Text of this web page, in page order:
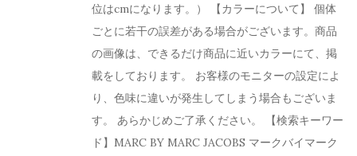
位はcmになります。） 【カラーについて】 個体
ごとに若干の誤差がある場合がございます。商品
の画像は、できるだけ商品に近いカラーにて、掲
載をしております。 お客様のモニターの設定によ
り、色味に違いが発生してしまう場合もございま
す。 あらかじめご了承ください。 【検索キーワー
ド】MARC BY MARC JACOBS マークバイマーク